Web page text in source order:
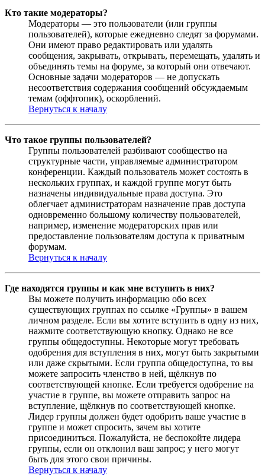
Кто такие модераторы?
Модераторы — это пользователи (или группы
пользователей), которые ежедневно следят за форумами.
Они имеют право редактировать или удалять
сообщения, закрывать, открывать, перемещать, удалять и
объединять темы на форуме, за который они отвечают.
Основные задачи модераторов — не допускать
несоответствия содержания сообщений обсуждаемым
темам (оффтопик), оскорблений.
Вернуться к началу
Что такое группы пользователей?
Группы пользователей разбивают сообщество на
структурные части, управляемые администратором
конференции. Каждый пользователь может состоять в
нескольких группах, и каждой группе могут быть
назначены индивидуальные права доступа. Это
облегчает администраторам назначение прав доступа
одновременно большому количеству пользователей,
например, изменение модераторских прав или
предоставление пользователям доступа к приватным
форумам.
Вернуться к началу
Где находятся группы и как мне вступить в них?
Вы можете получить информацию обо всех
существующих группах по ссылке «Группы» в вашем
личном разделе. Если вы хотите вступить в одну из них,
нажмите соответствующую кнопку. Однако не все
группы общедоступны. Некоторые могут требовать
одобрения для вступления в них, могут быть закрытыми
или даже скрытыми. Если группа общедоступна, то вы
можете запросить членство в ней, щёлкнув по
соответствующей кнопке. Если требуется одобрение на
участие в группе, вы можете отправить запрос на
вступление, щёлкнув по соответствующей кнопке.
Лидер группы должен будет одобрить ваше участие в
группе и может спросить, зачем вы хотите
присоединиться. Пожалуйста, не беспокойте лидера
группы, если он отклонил ваш запрос; у него могут
быть для этого свои причины.
Вернуться к началу